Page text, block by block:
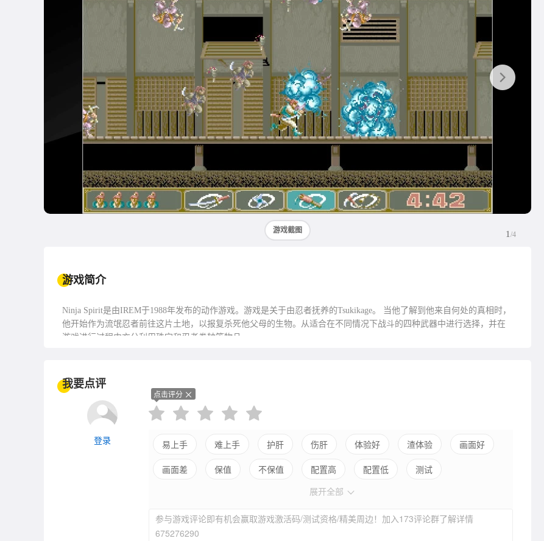
1 /4
游戏截图
游戏简介
Ninja Spirit是由IREM于1988年发布的动作游戏。游戏是关于由忍者抚养的Tsukikage。 当他了解到他来自何处的真相时，
他开始作为流氓忍者前往这片土地，以报复杀死他父母的生物。从适合在不同情况下战斗的四种武器中进行选择，并在
游戏进行过程中充分利用珠宝和忍者卷轴等物品。
我要点评
登录
点击评分
易上手 难上手 护肝 伤肝 体验好 渣体验 画面好
画面差 保值 不保值 配置高 配置低
测试
展开全部
参与游戏评论即有机会赢取游戏激活码/测试资格/精美周边！加入173评论群了解详情
675276290